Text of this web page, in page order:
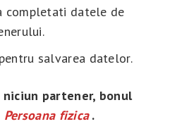
completati datele de
pentru salvarea datelor.
partener, bonul
Persoana fizica .